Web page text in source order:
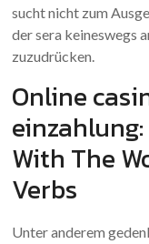
sucht nicht zum
der sera keineswegs
zuzudrücken.
Online
With The
Verbs
Unter anderem